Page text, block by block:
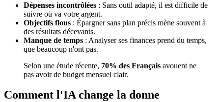
Dépenses incontrôlées : Sans outil adapté, il est difficile de
suivre où va votre argent.
Objectifs flous : Épargner sans plan précis mène souvent à
des résultats décevants.
Manque de temps : Analyser ses finances prend du temps,
que beaucoup n'ont pas.
Selon une étude récente, 70% des Français avouent ne
pas avoir de budget mensuel clair.
Comment l'IA change la donne